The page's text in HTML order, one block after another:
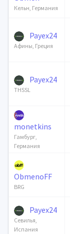
Кельн, Германия
Payex24
Афины, Греция
Payex24
THSSL
monetkins
Гамбург,
Германия
ObmenoFF
BRG
Payex24
Севилья,
Испания